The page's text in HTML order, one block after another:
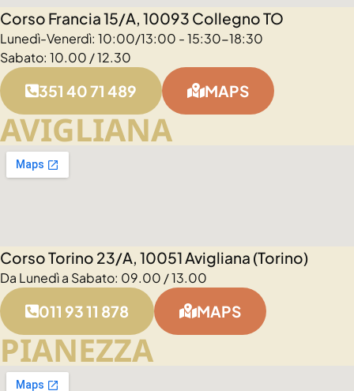
Corso Francia 15/A, 10093 Collegno TO
Lunedì-Venerdì: 10:00/13:00 - 15:30-18:30
Sabato: 10.00 / 12.30
351 40 71 489 MAPS
AVIGLIANA
Corso Torino 23/A, 10051 Avigliana (Torino)
Da Lunedì a Sabato: 09.00 / 13.00
011 93 11 878 MAPS
PIANEZZA